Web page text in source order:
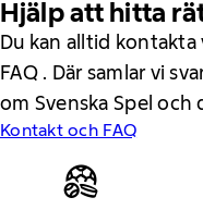
Hjälp att hitta
Du kan alltid kontakta
FAQ . Där samlar vi
om Svenska Spel och
Kontakt och FAQ